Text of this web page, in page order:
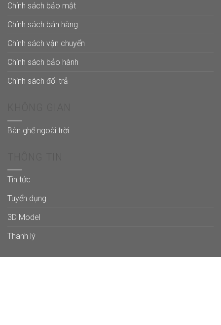
Chính sách bảo mật
Chính sách bán hàng
Chính sách vận chuyển
Chính sách bảo hành
Chính sách đổi trả
Bàn ghế ngoài trời
Tin tức
Tuyển dụng
3D Model
Thanh lý